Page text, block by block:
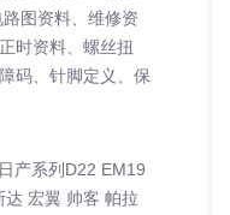
图资料、维修资
时资料、螺丝扭
码、针脚定义、保
产系列D22 EM19
宏翼 帅客 帕拉